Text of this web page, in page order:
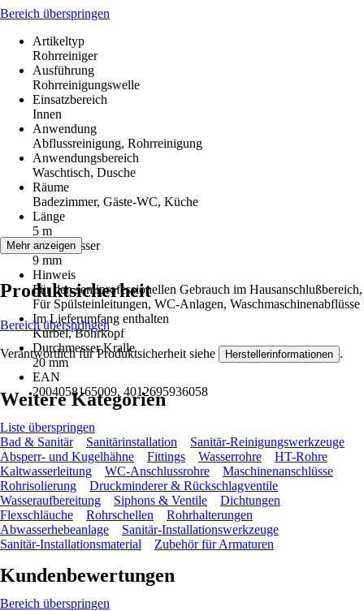
Bereich überspringen
Artikeltyp
Rohrreiniger
Ausführung
Rohrreinigungswelle
Einsatzbereich
Innen
Anwendung
Abflussreinigung, Rohrreinigung
Anwendungsbereich
Waschtisch, Dusche
Räume
Badezimmer, Gäste-WC, Küche
Länge
5 m
Durchmesser
9 mm
Hinweis
Für den semiprofessionellen Gebrauch im Hausanschlußbereich,
Für Spülsteinleitungen, WC-Anlagen, Waschmaschinenabflüsse
Im Lieferumfang enthalten
Kurbel, Bohrkopf
Durchmesser Kralle
20 mm
EAN
2004058165009, 4012695936058
Mehr anzeigen
Produktsicherheit
Bereich überspringen
Verantwortlich für Produktsicherheit siehe Herstellerinformationen .
Weitere Kategorien
Liste überspringen
Bad & Sanitär
Sanitärinstallation
Sanitär-Reinigungswerkzeuge
Absperr- und Kugelhähne
Fittings Wasserrohre
HT-Rohre
Kaltwasserleitung
WC-Anschlussrohre
Maschinenanschlüsse
Rohrisolierung
Druckminderer & Rückschlagventile
Wasseraufbereitung
Siphons & Ventile
Dichtungen
Flexschläuche
Rohrschellen
Rohrhalterungen
Abwasserhebeanlage
Sanitär-Installationswerkzeuge
Sanitär-Installationsmaterial
Zubehör für Armaturen
Kundenbewertungen
Bereich überspringen